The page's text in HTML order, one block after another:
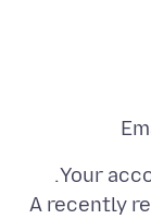
A recently